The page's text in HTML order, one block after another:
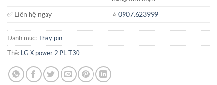
✅ Liên hệ ngay
⭐️0907.623999
Danh mục:Thay pin
Thẻ: LG X power 2 PL T30